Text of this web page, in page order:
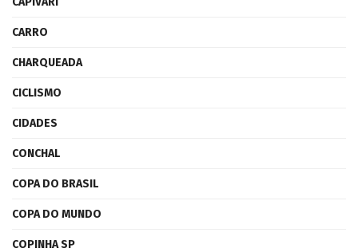
CARRO
CHARQUEADA
CICLISMO
CIDADES
CONCHAL
COPA DO BRASIL
COPA DO MUNDO
COPINHA SP